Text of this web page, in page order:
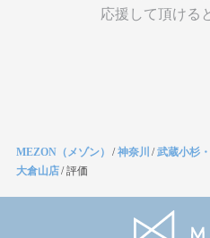
応援して頂ける
MEZON（メゾン） /神奈川 /武蔵小杉
大倉山店/評価